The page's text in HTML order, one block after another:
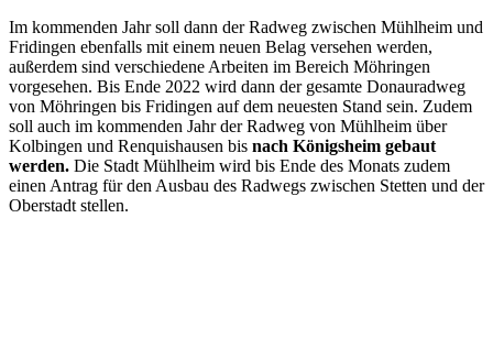
Im kommenden Jahr soll dann der Radweg zwischen Mühlheim und
Fridingen ebenfalls mit einem neuen Belag versehen werden,
außerdem sind verschiedene Arbeiten im Bereich Möhringen
vorgesehen. Bis Ende 2022 wird dann der gesamte Donauradweg
von Möhringen bis Fridingen auf dem neuesten Stand sein. Zudem
soll auch im kommenden Jahr der Radweg von Mühlheim über
Kolbingen und Renquishausen bis nach Königsheim gebaut
werden. Die Stadt Mühlheim wird bis Ende des Monats zudem
einen Antrag für den Ausbau des Radwegs zwischen Stetten und der
Oberstadt stellen.